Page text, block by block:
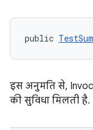
public
इस अनुमति से,
की सुविधा मिलती है.